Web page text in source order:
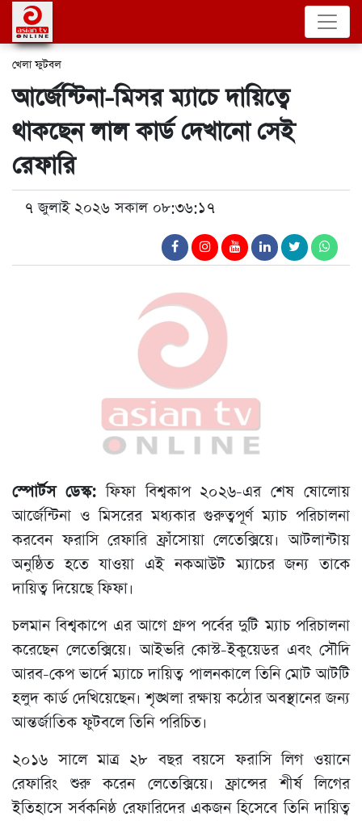
খেলা ফুটবল
আর্জেন্টিনা-মিসর ম্যাচে দায়িত্বে
থাকছেন লাল কার্ড দেখানো সেই
রেফারি
৭ জুলাই ২০২৬ সকাল ০৮:৩৬:১৭
স্পোর্টস ডেস্ক:ফিফা বিশ্বকাপ ২০২৬-এর শেষ ষোলোয়
আর্জেন্টিনা ও মিসরের মধ্যকার গুরুত্বপূর্ণ ম্যাচ পরিচালনা
করবেন ফরাসি রেফারি ফ্রাঁসোয়া লেতেক্সিয়ে। আটলান্টায়
অনুষ্ঠিত হতে যাওয়া এই নকআউট ম্যাচের জন্য তাকে
দায়িত্ব দিয়েছে ফিফা।
চলমান বিশ্বকাপে এর আগে গ্রুপ পর্বের দুটি ম্যাচ পরিচালনা
করেছেন লেতেক্সিয়ে। আইভরি কোস্ট-ইকুয়েডর এবং সৌদি
আরব-কেপ ভার্দে ম্যাচে দায়িত্ব পালনকালে তিনি মোট আটটি
হলুদ কার্ড দেখিয়েছেন। শৃঙ্খলা রক্ষায় কঠোর অবস্থানের জন্য
আন্তর্জাতিক ফুটবলে তিনি পরিচিত।
২০১৬ সালে মাত্র ২৮ বছর বয়সে ফরাসি লিগ ওয়ানে
রেফারিং শুরু করেন লেতেক্সিয়ে। ফ্রান্সের শীর্ষ লিগের
ইতিহাসে সর্বকনিষ্ঠ রেফারিদের একজন হিসেবে তিনি দায়িত্ব